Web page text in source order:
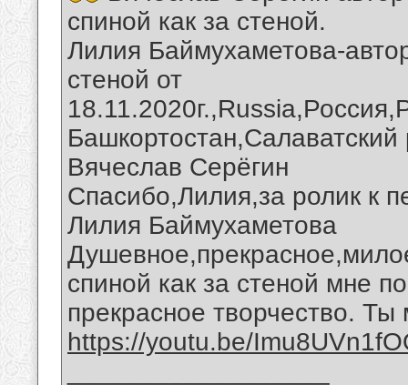
спиной как за стеной.
Лилия Баймухаметова-
стеной от
Вячеслав Серёгин
Спасибо,Лилия,за ролик к
Лилия Баймухаметова
спиной как за стеной мне
прекрасное творчество.
https://youtu.be/